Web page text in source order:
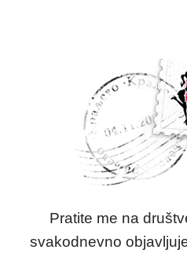
Pratite me na
svakodnevno